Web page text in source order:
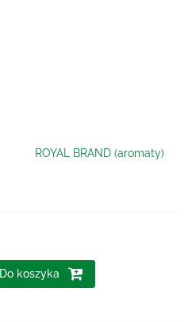
ROYAL BRAND (aromaty)
Do koszyka